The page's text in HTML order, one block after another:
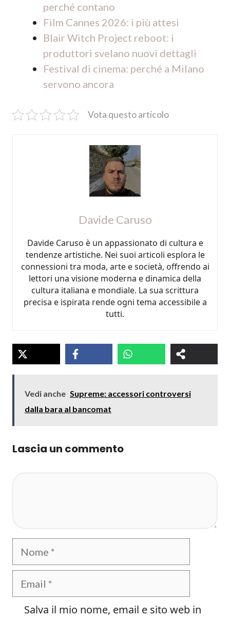
perché contano
Film Cannes 2026: i più attesi
Blair Witch Project reboot: i
produttori svelano nuovi dettagli
Festival di cinema: perché a Milano
servono ancora
Vota questo articolo
Davide Caruso
Davide Caruso è un appassionato di cultura e
tendenze artistiche. Nei suoi articoli esplora le
connessioni tra moda, arte e società, offrendo ai
lettori una visione moderna e dinamica della
cultura italiana e mondiale. La sua scrittura
precisa e ispirata rende ogni tema accessibile a
tutti.
Vedi anche Supreme: accessori controversi
dalla bara al bancomat
Lascia un commento
Nome
Email
Salva il mio nome, email e sito web in